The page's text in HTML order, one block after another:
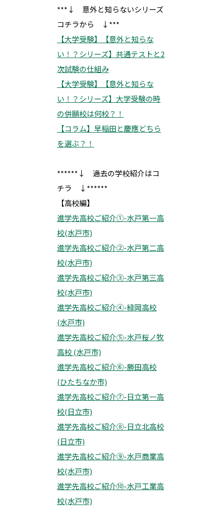
***↓ 意外と知らないシリーズ
コチラから ↓***
【大学受験】【意外と知らな
い！？シリーズ】共通テストと2
次試験の仕組み
【大学受験】【意外と知らな
い！？シリーズ】大学受験の時
の併願校は何校？！
【コラム】早稲田と慶應どちら
を選ぶ？！
******↓ 過去の学校紹介はコ
チラ ↓******
【高校編】
進学先高校ご紹介①-水戸第一高
校(水戸市)
進学先高校ご紹介②-水戸第二高
校(水戸市)
進学先高校ご紹介③-水戸第三高
校(水戸市)
進学先高校ご紹介④-緑岡高校
(水戸市)
進学先高校ご紹介⑤-水戸桜ノ牧
高校 (水戸市)
進学先高校ご紹介⑥-勝田高校
(ひたちなか市)
進学先高校ご紹介⑦-日立第一高
校(日立市)
進学先高校ご紹介⑧-日立北高校
(日立市)
進学先高校ご紹介⑨-水戸商業高
校(水戸市)
進学先高校ご紹介⑩-水戸工業高
校(水戸市)